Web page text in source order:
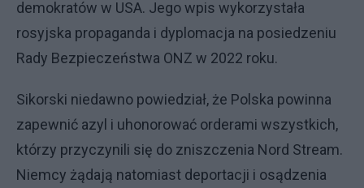
demokratów w USA. Jego wpis wykorzystała
rosyjska propaganda i dyplomacja na posiedzeniu
Rady Bezpieczeństwa ONZ w 2022 roku.
Sikorski niedawno powiedział, że Polska powinna
zapewnić azyl i uhonorować orderami wszystkich,
którzy przyczynili się do zniszczenia Nord Stream.
Niemcy żądają natomiast deportacji i osądzenia